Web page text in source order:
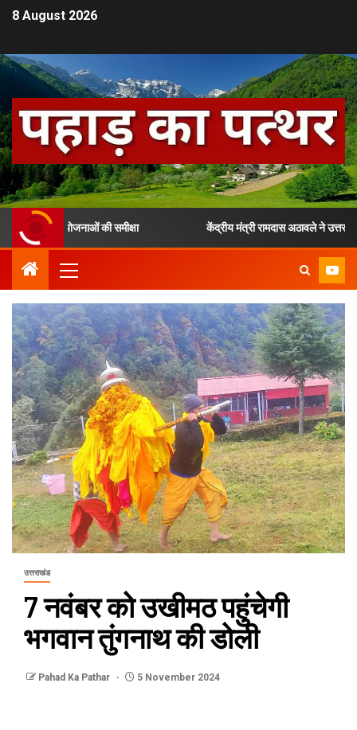
8 August 2026
योजनाओं की समीक्षा केंद्रीय मंत्री रामदास अठावले ने उत्तराखंड में चल
उत्तराखंड
7 नवंबर को उखीमठ पहुंचेगी
भगवान तुंगनाथ की डोली
Pahad Ka Pathar 5 November 2024